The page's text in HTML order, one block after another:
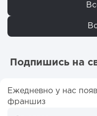
Подпишись на
Ежедневно у нас
франшиз